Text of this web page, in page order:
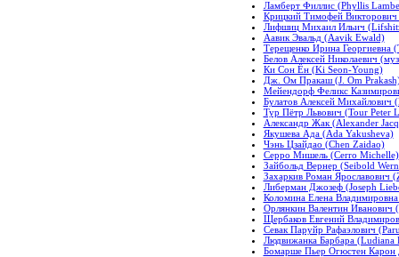
Ламберт Филлис (Phyllis
Крицкий Тимофей
Лифшиц Михаил Ильич
Аавик Эвальд (Aavik Ewald)
Терещенко Ирина Георгиевна
Белов Алексей Николаевич
Ки Сон Ён (Ki Seon-Young)
Дж. Ом Пракаш (J. Om
Мейендорф Феликс
Булатов Алексей
Тур Пётр Львович (Tour Peter
Александр Жак (Alexander
Якушева Ада (Ada Yakusheva)
Чэнь Цзайдао (Chen Zaidao)
Серро Мишель (Cerro Michelle)
Зайбольд Вернер (Seibold
Захаркив Роман Ярославович
Либерман Джозеф (Joseph
Коломина Елена
Орлянкин Валентин
Щербаков Евгений
Севак Паруйр Рафаэлович
Людвижанка Барбара (Ludiana
Бомарше Пьер Огюстен Карон